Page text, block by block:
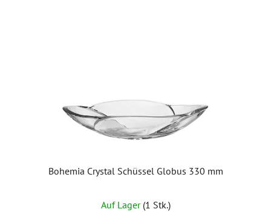
Bohemia Crystal Schüssel Globus 330 mm
Auf Lager (1 Stk.)